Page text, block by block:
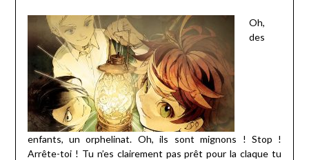
Oh,
des
enfants, un orphelinat. Oh, ils sont mignons ! Stop !
Arrête-toi ! Tu n’es clairement pas prêt pour la claque tu